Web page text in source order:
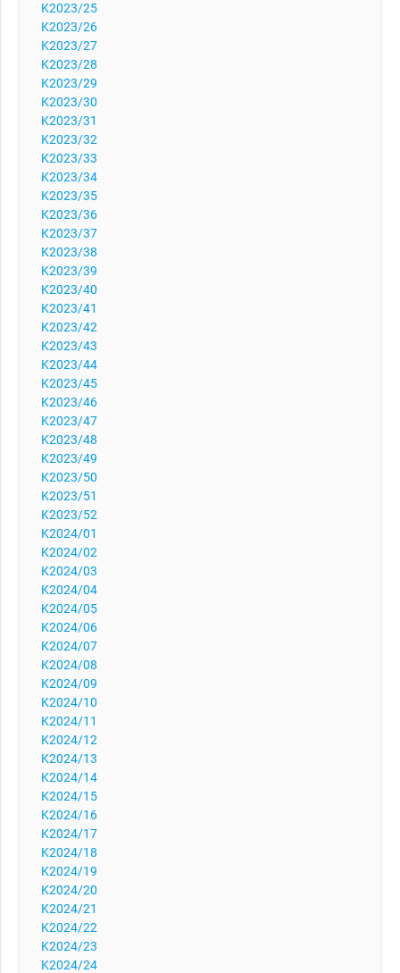
K2023/25
K2023/26
K2023/27
K2023/28
K2023/29
K2023/30
K2023/31
K2023/32
K2023/33
K2023/34
K2023/35
K2023/36
K2023/37
K2023/38
K2023/39
K2023/40
K2023/41
K2023/42
K2023/43
K2023/44
K2023/45
K2023/46
K2023/47
K2023/48
K2023/49
K2023/50
K2023/51
K2023/52
K2024/01
K2024/02
K2024/03
K2024/04
K2024/05
K2024/06
K2024/07
K2024/08
K2024/09
K2024/10
K2024/11
K2024/12
K2024/13
K2024/14
K2024/15
K2024/16
K2024/17
K2024/18
K2024/19
K2024/20
K2024/21
K2024/22
K2024/23
K2024/24